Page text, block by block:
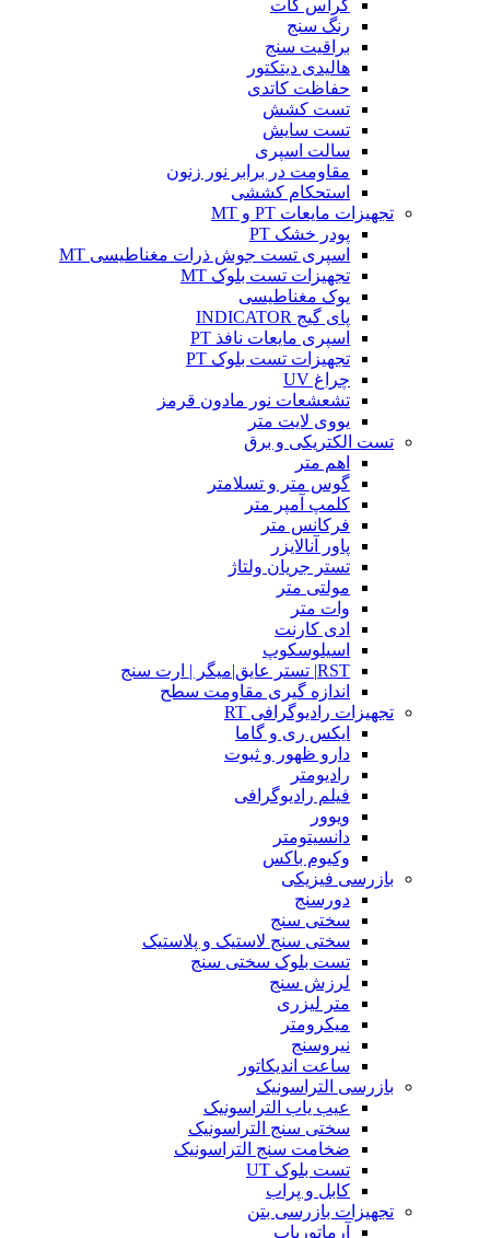
کراس کات
رنگ سنج
براقیت سنج
هالیدی دیتکتور
حفاظت کاتدی
تست کشش
تست سایش
سالت اسپری
مقاومت در برابر نور زنون
استحکام کششی
تجهیزات مایعات PT و MT
پودر خشک PT
اسپری تست جوش ذرات مغناطیسی MT
تجهیزات تست بلوک MT
یوک مغناطیسی
پای گیج INDICATOR
اسپری مایعات نافذ PT
تجهیزات تست بلوک PT
چراغ UV
تشعشعات نور مادون قرمز
یووی لایت متر
تست الکتریکی و برق
اهم متر
گوس متر و تسلامتر
کلمپ آمپر متر
فرکانس متر
پاور آنالایزر
تستر جریان ولتاژ
مولتی متر
وات متر
ادی کارنت
اسیلوسکوپ
RST| تستر عایق|میگر | ارت سنج
اندازه گیری مقاومت سطح
تجهیزات رادیوگرافی RT
ایکس ری و گاما
دارو ظهور و ثبوت
رادیومتر
فیلم رادیوگرافی
ویوور
دانسیتومتر
وکیوم باکس
بازرسی فیزیکی
دورسنج
سختی سنج
سختی سنج لاستیک و پلاستیک
تست بلوک سختی سنج
لرزش سنج
متر لیزری
میکرومتر
نیروسنج
ساعت اندیکاتور
بازرسی التراسونیک
عیب یاب التراسونیک
سختی سنج التراسونیک
ضخامت سنج التراسونیک
تست بلوک UT
کابل و پراب
تجهیزات بازرسی بتن
آرماتوریاب